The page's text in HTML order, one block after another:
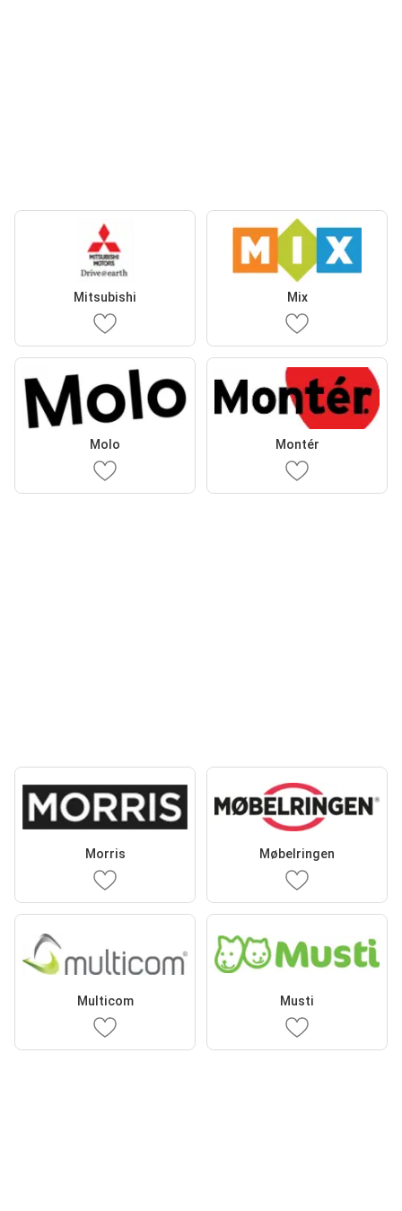
Mitsubishi Mix
Molo Montér
Morris Møbelringen
Multicom Musti